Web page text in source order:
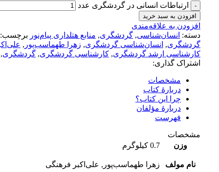
ارتباطات انسانی در گردشگری عدد
افزودن به سبد خرید
افزودن به علاقه‌مندی
دسته: انسان‌شناسی, گردشگری, منابع هتلداری پیام‌نور برچسب:
گردشگری, انسان‌شناسی گردشگری, زهرا طهماسب‌پور ,
کارشناسی ارشد گردشگری, کارشناسی گردشگری, گردشگری,
اشتراک گذاری:
مشخصات
دربارۀ کتاب
چرا این کتاب؟
دربارۀ مؤلفان
فهرست
مشخصات
وزن
0.7 کیلوگرم
نام مولف زهرا طهماسب‌پور, علی‌اکبر فرهنگی